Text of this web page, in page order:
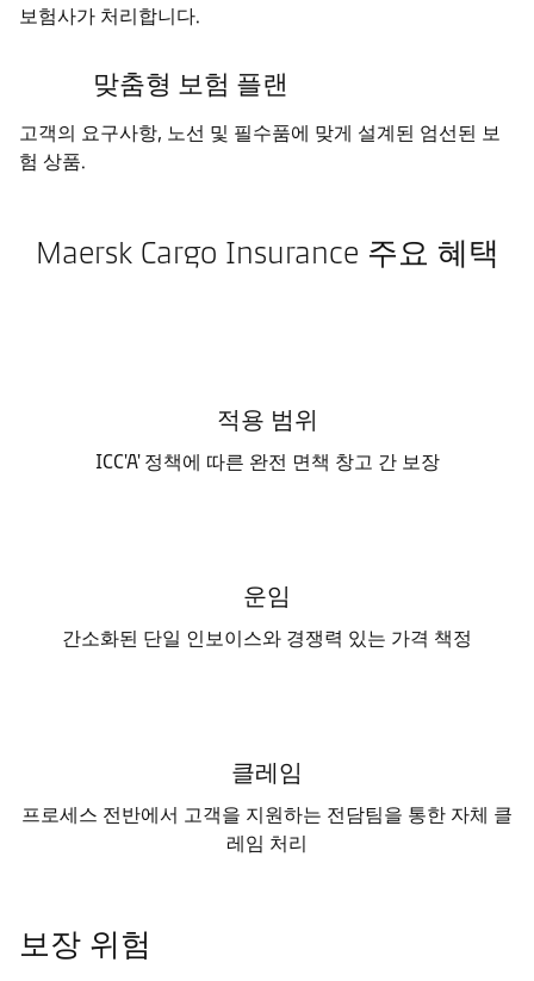
보험사가 처리합니다.
맞춤형 보험 플랜
고객의 요구사항, 노선 및 필수품에 맞게 설계된 엄선된 보
험 상품.
Maersk Cargo Insurance 주요 혜택
적용 범위
ICC'A' 정책에 따른 완전 면책 창고 간 보장
운임
간소화된 단일 인보이스와 경쟁력 있는 가격 책정
클레임
프로세스 전반에서 고객을 지원하는 전담팀을 통한 자체 클
레임 처리
보장 위험